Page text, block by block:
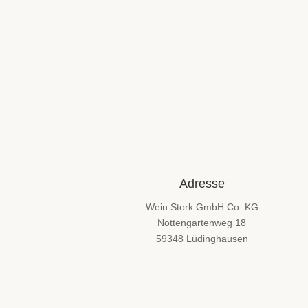
Adresse
Wein Stork GmbH Co. KG
Nottengartenweg 18
59348 Lüdinghausen